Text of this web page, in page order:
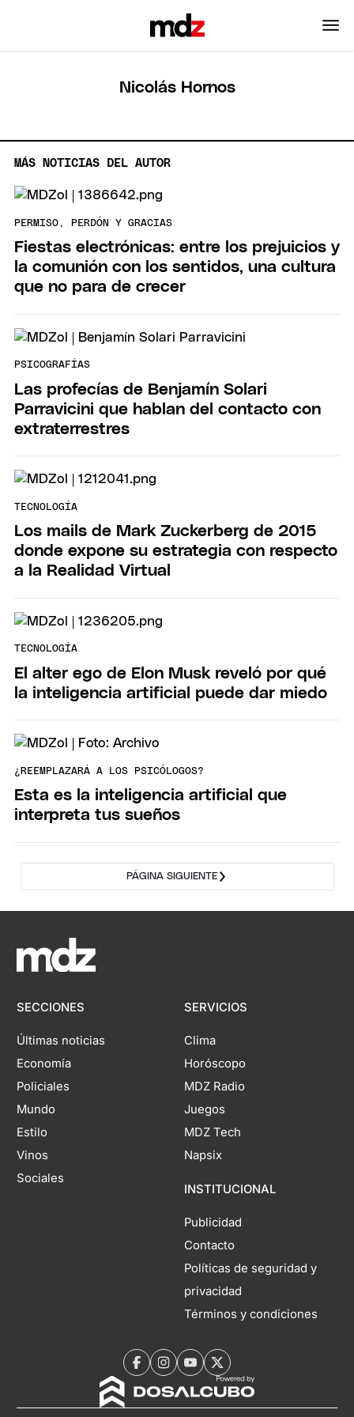
Nicolás Hornos
MÁS NOTICIAS DEL AUTOR
PERMISO, PERDÓN Y GRACIAS
Fiestas electrónicas: entre los prejuicios y
la comunión con los sentidos, una cultura
que no para de crecer
PSICOGRAFÍAS
Las profecías de Benjamín Solari
Parravicini que hablan del contacto con
extraterrestres
TECNOLOGÍA
Los mails de Mark Zuckerberg de 2015
donde expone su estrategia con respecto
a la Realidad Virtual
TECNOLOGÍA
El alter ego de Elon Musk reveló por qué
la inteligencia artificial puede dar miedo
¿REEMPLAZARÁ A LOS PSICÓLOGOS?
Esta es la inteligencia artificial que
interpreta tus sueños
PÁGINA SIGUIENTE
SECCIONES
Últimas noticias
Economía
Policiales
Mundo
Estilo
Vinos
Sociales
SERVICIOS
Clima
Horóscopo
MDZ Radio
Juegos
MDZ Tech
Napsix
INSTITUCIONAL
Publicidad
Contacto
Políticas de seguridad y
privacidad
Términos y condiciones